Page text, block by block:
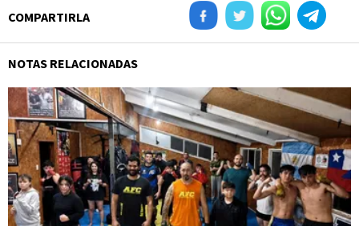
COMPARTIRLA
NOTAS RELACIONADAS